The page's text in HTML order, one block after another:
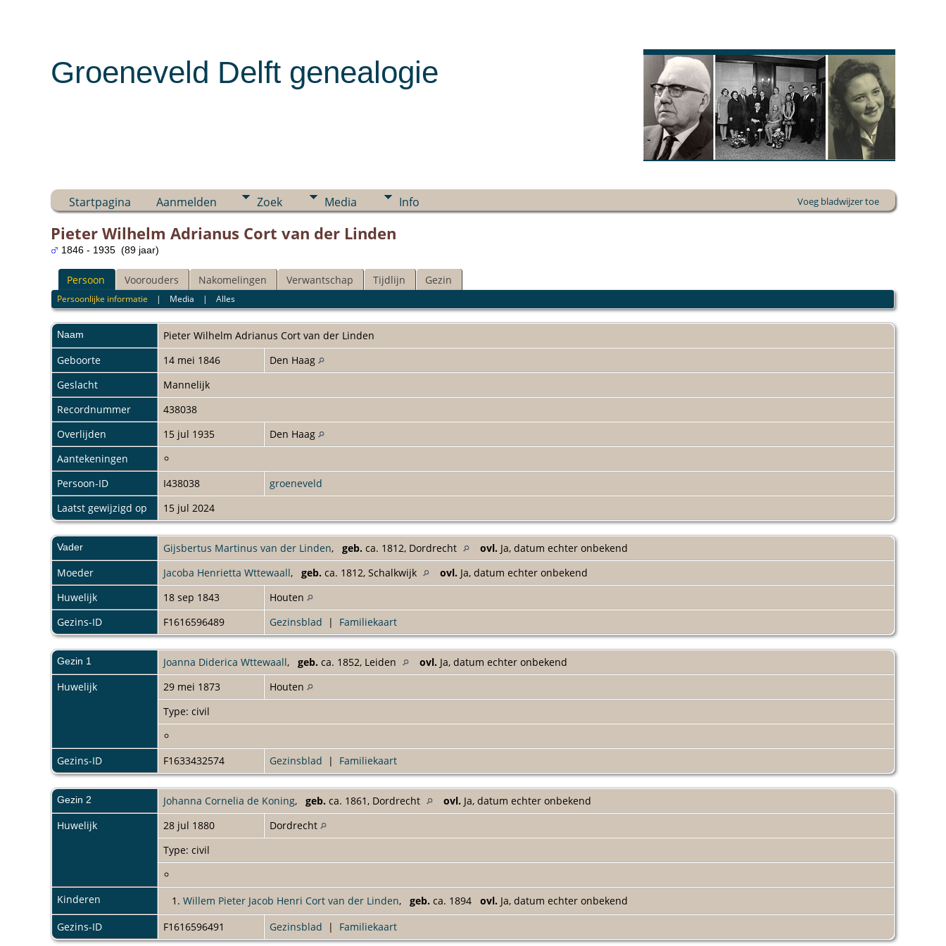
Groeneveld Delft genealogie
Startpagina Aanmelden Zoek Media Info Voeg bladwijzer toe
Pieter Wilhelm Adrianus Cort van der Linden
1846 - 1935 (89 jaar)
Persoon Voorouders Nakomelingen Verwantschap Tijdlijn Gezin
Persoonlijke informatie | Media |Alles
Naam Pieter Wilhelm Adrianus Cort van der Linden
Geboorte
14 mei 1846
Den Haag
Geslacht
Mannelijk
Recordnummer
438038
Overlijden
15 jul 1935
Den Haag
Aantekeningen
Persoon-ID
I438038
groeneveld
Laatst gewijzigd op
15 jul 2024
Vader Gijsbertus Martinus van der Linden, geb. ca. 1812, Dordrecht ovl. Ja, datum echter onbekend
Moeder
Jacoba Henrietta Wttewaall, geb. ca. 1812, Schalkwijk ovl. Ja, datum echter onbekend
Huwelijk
18 sep 1843
Houten
Gezins-ID
F1616596489 Gezinsblad | Familiekaart
Gezin 1 Joanna Diderica Wttewaall, geb. ca. 1852, Leiden ovl. Ja, datum echter onbekend
Huwelijk
29 mei 1873
Houten
Type: civil
Gezins-ID F1633432574 Gezinsblad | Familiekaart
Gezin 2 Johanna Cornelia de Koning, geb. ca. 1861, Dordrecht ovl. Ja, datum echter onbekend
Huwelijk
28 jul 1880
Dordrecht
Type: civil
Kinderen 1. Willem Pieter Jacob Henri Cort van der Linden, geb. ca. 1894 ovl. Ja, datum echter onbekend
Gezins-ID
F1616596491 Gezinsblad | Familiekaart